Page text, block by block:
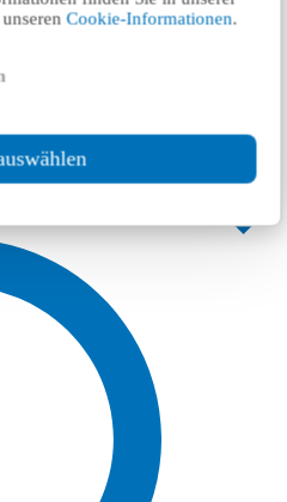
Cookie-Informationen.